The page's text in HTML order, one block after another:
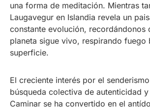
una forma de meditación. Mientras
Laugavegur en Islandia revela un
constante evolución, recordándonos
planeta sigue vivo, respirando fuego
superficie.
El creciente interés por el
búsqueda colectiva de autenticidad
Caminar se ha convertido en el